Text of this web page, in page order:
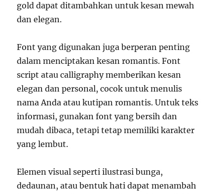
gold dapat ditambahkan untuk kesan mewah
dan elegan.
Font yang digunakan juga berperan penting
dalam menciptakan kesan romantis. Font
script atau calligraphy memberikan kesan
elegan dan personal, cocok untuk menulis
nama Anda atau kutipan romantis. Untuk teks
informasi, gunakan font yang bersih dan
mudah dibaca, tetapi tetap memiliki karakter
yang lembut.
Elemen visual seperti ilustrasi bunga,
dedaunan, atau bentuk hati dapat menambah